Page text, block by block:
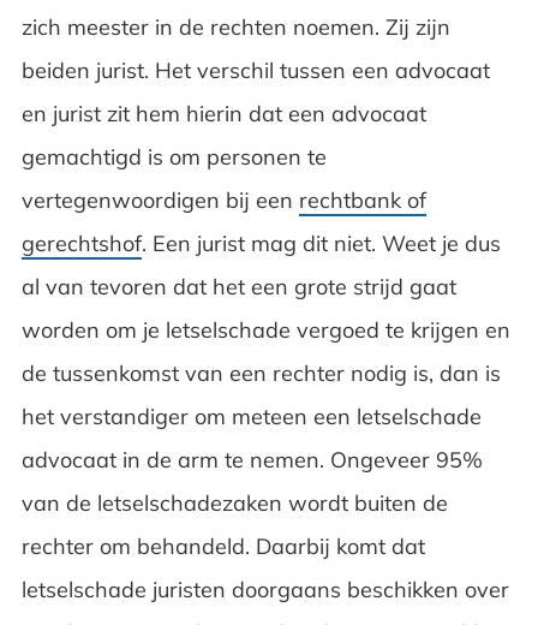
zich meester in de rechten noemen. Zij zijn
beiden jurist. Het verschil tussen een advocaat
en jurist zit hem hierin dat een advocaat
gemachtigd is om personen te
vertegenwoordigen bij een rechtbank of
gerechtshof. Een jurist mag dit niet. Weet je dus
al van tevoren dat het een grote strijd gaat
worden om je letselschade vergoed te krijgen en
de tussenkomst van een rechter nodig is, dan is
het verstandiger om meteen een letselschade
advocaat in de arm te nemen. Ongeveer 95%
van de letselschadezaken wordt buiten de
rechter om behandeld. Daarbij komt dat
letselschade juristen doorgaans beschikken over